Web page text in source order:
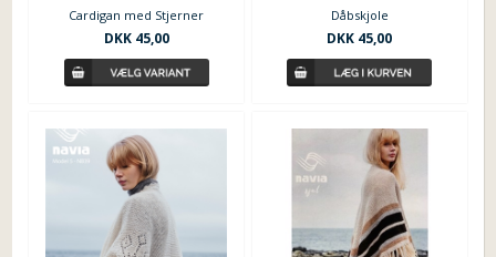
Cardigan med Stjerner
DKK45,00
Dåbskjole
DKK 45,00